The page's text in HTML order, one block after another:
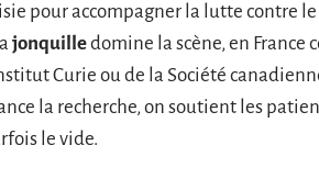
pour accompagner la lutte contre
jonquilledomine la scène, en
Curie ou de la Société
la recherche, on soutient les
le vide.